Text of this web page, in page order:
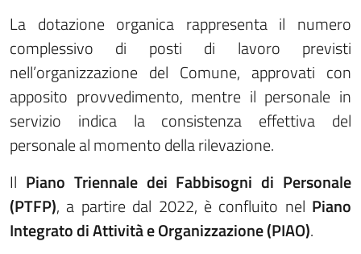
La dotazione organica rappresenta il numero
complessivo di posti di lavoro previsti
nell’organizzazione del Comune, approvati con
apposito provvedimento, mentre il personale in
servizio indica la consistenza effettiva del
personale al momento della rilevazione.
Il Piano Triennale dei Fabbisogni di Personale
(PTFP), a partire dal 2022, è confluito nel Piano
Integrato di Attività e Organizzazione (PIAO).